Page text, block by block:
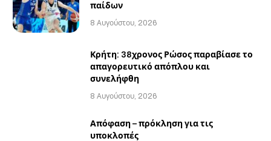
παίδων
8 Αυγούστου, 2026
Κρήτη: 38χρονος Ρώσος παραβίασε το
απαγορευτικό απόπλου και
συνελήφθη
8 Αυγούστου, 2026
Απόφαση – πρόκληση για τις
υποκλοπές